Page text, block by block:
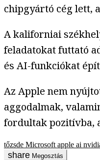
chipgyártó cég lett,
A kaliforniai
feladatokat futtató
és AI-funkciókat
Az Apple nem
aggodalmak,
fordultak pozitívba,
tőzsde Microsoft apple ai
Megosztás